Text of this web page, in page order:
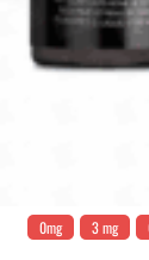
0mg 3 mg